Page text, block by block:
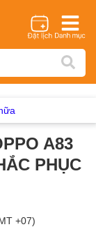
Realme Vivo
Thay camera
Unlock - Mở Khoá
A83
PHỤC
+07)